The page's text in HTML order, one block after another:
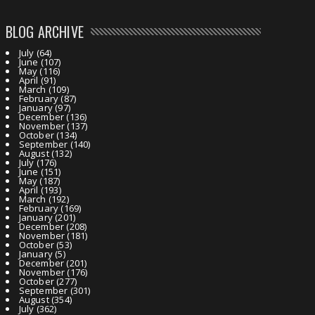
BLOG ARCHIVE
July (64)
June(107)
May(116)
April (91)
March (109)
February(87)
January(97)
December(136)
November(137)
October(134)
September (140)
August(132)
July(176)
June(151)
May(187)
April (193)
March (192)
February(169)
January(201)
December(208)
November(181)
October(53)
January(5)
December(201)
November(176)
October(277)
September (301)
August(354)
July(362)